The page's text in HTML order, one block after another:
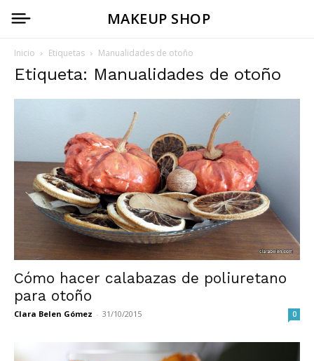
MAKEUP SHOP
Inicio Etiquetas Manualidades de otoño
Etiqueta: Manualidades de otoño
Cómo hacer calabazas de poliuretano
para otoño
Clara Belen Gómez - 31/10/2015 0